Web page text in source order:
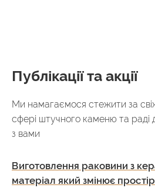
Публікації та акції
Ми намагаємося стежити за
сфері штучного каменю та раді
з вами
Виготовлення раковини з
матеріал який змінює простір